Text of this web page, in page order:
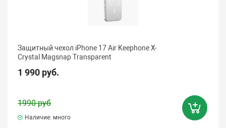
Защитный чехол iPhone 17 Air Keephone X-
Crystal Magsnap Transparent
1 990 руб.
1990 руб
Наличие: много